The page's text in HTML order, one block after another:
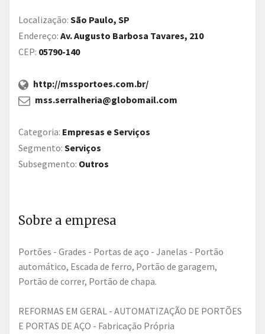
Localização: São Paulo, SP
Endereço: Av. Augusto Barbosa Tavares, 210
CEP: 05790-140
http://mssportoes.com.br/
mss.serralheria@globomail.com
Categoria: Empresas e Serviços
Segmento: Serviços
Subsegmento: Outros
Sobre a empresa
Portões - Grades - Portas de aço - Janelas - Portão
automático, Escada de ferro, Portão de garagem,
Portão de correr, Portão de chapa.
REFORMAS EM GERAL - AUTOMATIZAÇÃO DE PORTÕES
E PORTAS DE AÇO - Fabricação Própria